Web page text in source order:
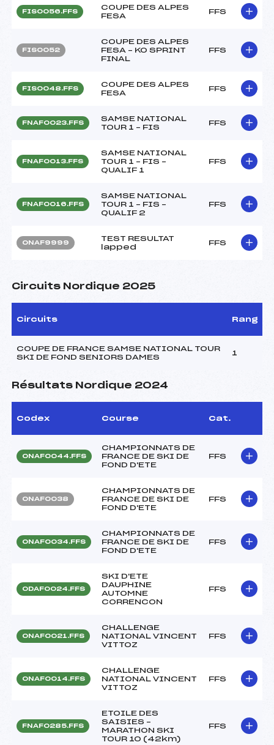
FIS0056.FFS
COUPE DES ALPES
FESA
FFS
FIS0052
COUPE DES ALPES
FESA – KO SPRINT
FINAL
FFS
FIS0048.FFS
COUPE DES ALPES
FESA
FFS
FNAF0023.FFS
SAMSE NATIONAL
TOUR 1 – FIS
FFS
FNAF0013.FFS
SAMSE NATIONAL
TOUR 1 – FIS –
QUALIF 1
FFS
FNAF0016.FFS
SAMSE NATIONAL
TOUR 1 – FIS –
QUALIF 2
FFS
ONAF9999
TEST RESULTAT
lapped
FFS
Circuits Nordique 2025
Circuits Rang
COUPE DE FRANCE SAMSE NATIONAL TOUR
SKI DE FOND SENIORS DAMES
1
Résultats Nordique 2024
Codex Course Cat.
ONAF0044.FFS
CHAMPIONNATS DE
FRANCE DE SKI DE
FOND D'ETE
FFS
ONAF0038
CHAMPIONNATS DE
FRANCE DE SKI DE
FOND D'ETE
FFS
ONAF0034.FFS
CHAMPIONNATS DE
FRANCE DE SKI DE
FOND D'ETE
FFS
ODAF0024.FFS
SKI D'ETE
DAUPHINE
AUTOMNE
CORRENCON
FFS
ONAF0021.FFS
CHALLENGE
NATIONAL VINCENT
VITTOZ
FFS
ONAF0014.FFS
CHALLENGE
NATIONAL VINCENT
VITTOZ
FFS
FNAF0285.FFS
ETOILE DES
SAISIES –
MARATHON SKI
TOUR 10 (42km)
FFS